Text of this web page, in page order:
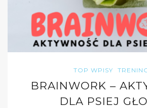
TOP WPISY
BRAINWORK –
DLA PSIEJ